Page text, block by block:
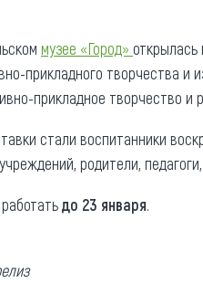
Новости
Что привезти
музее «Город» открылась
прикладного творчества и
прикладное творчество и
стали воспитанники
родители,
до 23 января.